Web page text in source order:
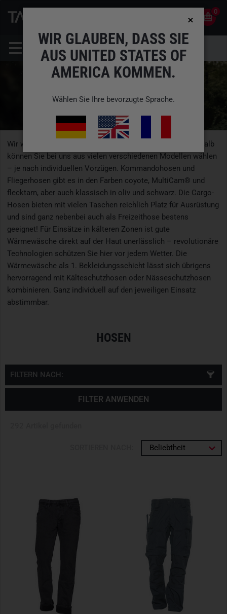
0
Wir wissen, wie unersetzlich gute Einsatzhosen sind. Deshalb
können Sie bei uns aus vielen verschiedenen Modellen wählen
– je nach individuellen Vorzügen. Kommandohosen und
Fliegerhosen gibt es in den Farben coyote, MultiCam® und
flecktarn, aber auch klassisch in oliv und schwarz. Die Cargo-
Hosen bieten mit vielen Taschen reichlich Platz für Ausrüstung
und sind ganz nebenbei auch als Freizeithose bestens
geeignet! Für Einsätze in kälteren Zonen ist gute
Wärmewäsche direkt auf der Haut unerlässlich – revolutionäre
Technologien schützen Sie hier vor jedem Wetter. Die
Wärmewäsche als 1. Bekleidungsschicht lässt sich übrigens
hervorragend mit Kälteschutzhosen oder Nässeschutzhosen
kombinieren. Ganz individuell auf den jeweiligen Einsatz
abstimmbar.
HOSEN
FILTERN NACH:
FILTER ANWENDEN
Beliebtheit
WIR GLAUBEN, DASS SIE
AUS UNITED STATES OF
AMERICA KOMMEN.
Wählen Sie Ihre bevorzugte Sprache.